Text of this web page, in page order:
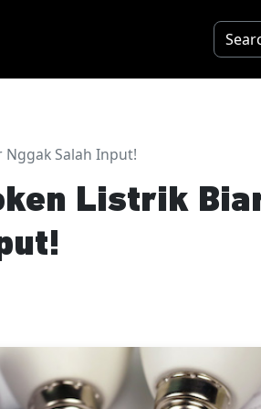
Nggak Salah Input!
Listrik